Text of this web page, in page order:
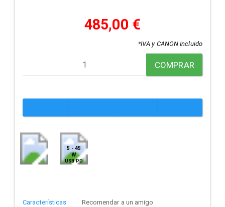
485,00 €
*IVA y CANON Incluido
COMPRAR
5 - 45
W
USB PD
Características Recomendar a un amigo